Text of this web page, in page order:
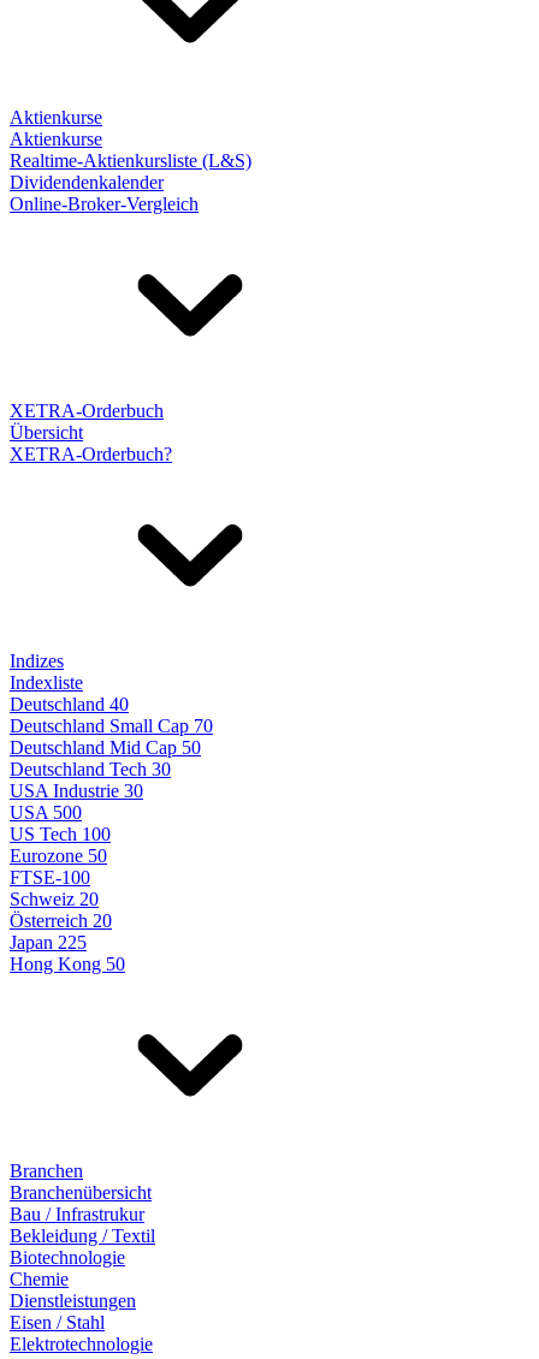
Aktienkurse
Aktienkurse
Realtime-Aktienkursliste (L&S)
Dividendenkalender
Online-Broker-Vergleich
XETRA-Orderbuch
Übersicht
XETRA-Orderbuch?
Indizes
Indexliste
Deutschland 40
Deutschland Small Cap 70
Deutschland Mid Cap 50
Deutschland Tech 30
USA Industrie 30
USA 500
US Tech 100
Eurozone 50
FTSE-100
Schweiz 20
Österreich 20
Japan 225
Hong Kong 50
Branchen
Branchenübersicht
Bau / Infrastrukur
Bekleidung / Textil
Biotechnologie
Chemie
Dienstleistungen
Eisen / Stahl
Elektrotechnologie